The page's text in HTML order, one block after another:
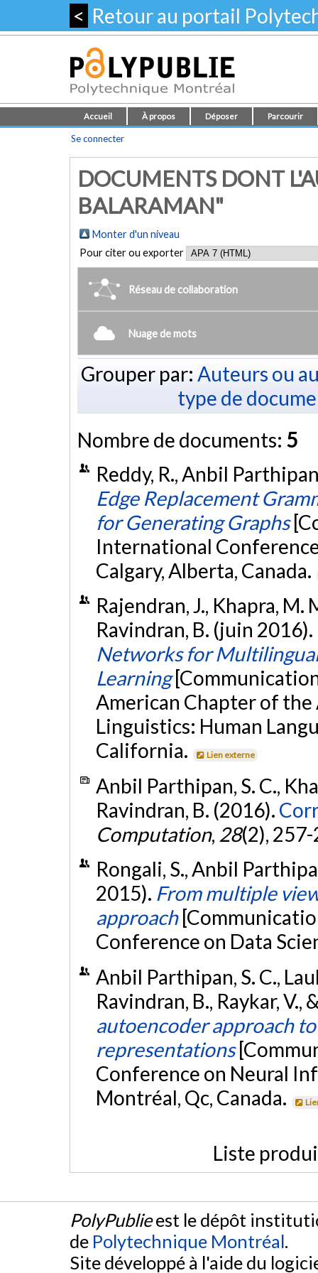
< Retour au portail
Accueil À propos Déposer Parcourir
Se connecter
DOCUMENTS DONT
BALARAMAN"
Monter d'un niveau
Pour citer ou exporter
Réseau de collaboration
Nuage de mots
Grouper par: Auteurs ou
type de
Nombre de documents: 5
Reddy, R., Anbil
Edge Replacement
for Generating Graphs
International
Calgary, Alberta, Canada.
Rajendran, J., Khapra, M.
Ravindran, B. (juin 2016).
Networks for
Learning
American Chapter of
Linguistics: Human
California.
Lien externe
Anbil Parthipan, S. C.,
Ravindran, B. (2016).
Computation, 28(2),
Rongali, S., Anbil
2015). From multiple
approach
Conference on Data
Anbil Parthipan, S. C.,
Ravindran, B., Raykar,
autoencoder approach
representations
Conference on Neural
Montréal, Qc, Canada.
Liste
PolyPublieest le dépôt
de Polytechnique Montréal.
Site développé à l'aide du